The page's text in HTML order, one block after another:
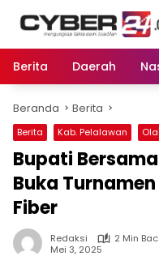
Berita
Daerah
Beranda Berita
Berita Kab. Pelalawan
Bupati
Buka
Fiber
Redaksi
2 Min
Mei 3, 2025